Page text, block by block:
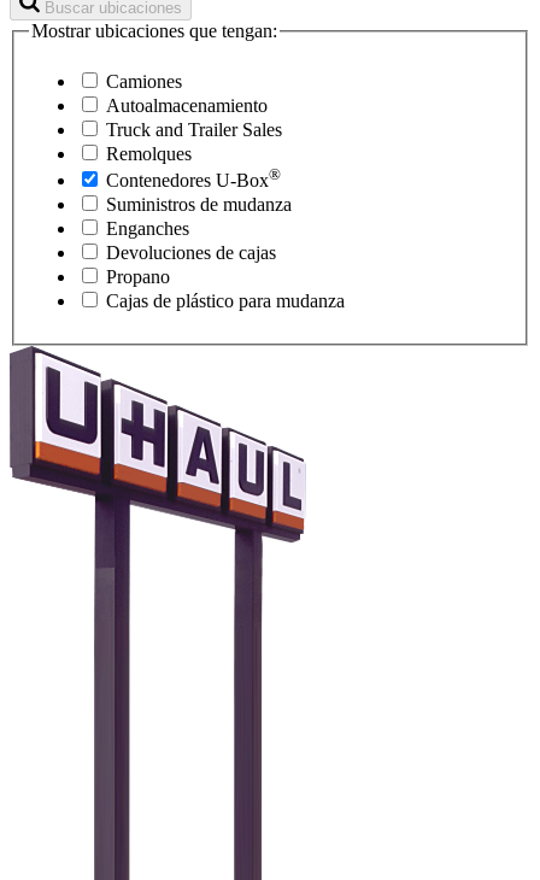
Buscar ubicaciones
Mostrar ubicaciones que tengan:
Camiones
Autoalmacenamiento
Truck and Trailer Sales
Remolques
Contenedores U-Box®
Suministros de mudanza
Enganches
Devoluciones de cajas
Propano
Cajas de plástico para mudanza